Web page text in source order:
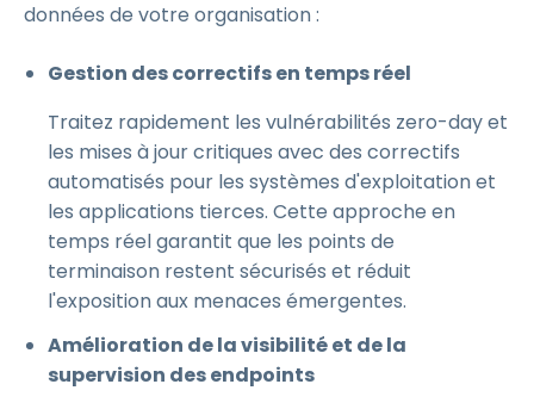
données de votre organisation :
Gestion des correctifs en temps réel
Traitez rapidement les vulnérabilités zero-day et
les mises à jour critiques avec des correctifs
automatisés pour les systèmes d'exploitation et
les applications tierces. Cette approche en
temps réel garantit que les points de
terminaison restent sécurisés et réduit
l'exposition aux menaces émergentes.
Amélioration de la visibilité et de la
supervision des endpoints